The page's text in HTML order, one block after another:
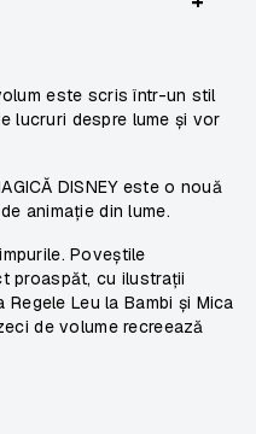
este scris într-un stil
lucruri despre lume și vor
DISNEY este o nouă
animație din lume.
Poveștile
proaspăt, cu ilustrații
Regele Leu la Bambi și Mica
de volume recreează